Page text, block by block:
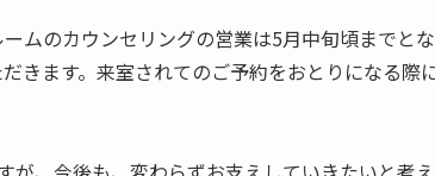
ムのカウンセリングの営業は5月中旬頃までとな
きます。来室されてのご予約をおとりになる際